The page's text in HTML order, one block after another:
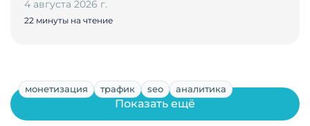
4 августа 2026 г.
22 минуты на чтение
монетизация трафик seo аналитика
Показать ещё